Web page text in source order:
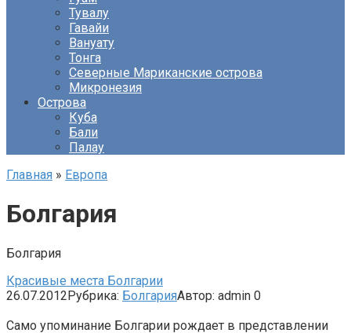
Тувалу
Гавайи
Вануату
Тонга
Северные Мариканские острова
Микронезия
Острова
Куба
Бали
Палау
Главная » Европа
Болгария
Болгария
Красивые места Болгарии
26.07.2012Рубрика: БолгарияАвтор: admin 0
Само упоминание Болгарии рождает в представлении